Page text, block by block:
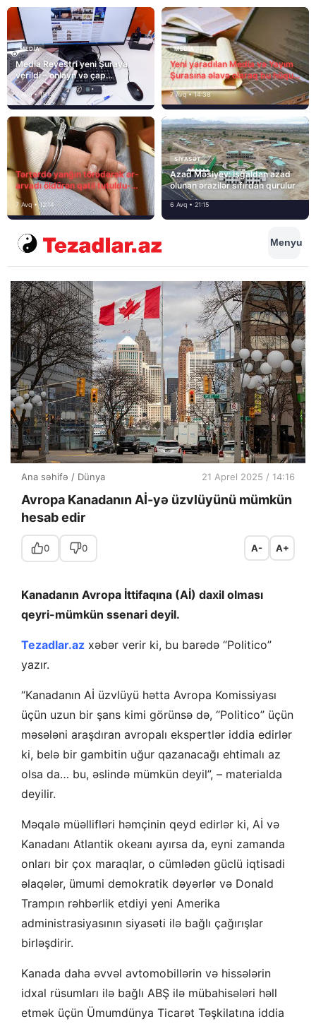
MEDİA
Media Reyestri yeni Şuraya
verildi – onlayn və çap
mediasını nə gözləyir?
7 Avq • 15:14
MEDİA
Yeni yaradılan Media və Yayım
Şurasına əlavə olaraq bu hüquq
və vəzifələr də verilib
7 Avq • 14:38
Tərtərdə yanğın törədərək ər-
arvadı öldürən qatil tutuldu-
SON DƏQİQƏ
7 Avq • 12:14
SIYASƏT
Azad Məsiyev: İşğaldan azad
olunan ərazilər sıfırdan qurulur
6 Avq • 21:15
Menyu
Ana səhifə / Dünya 21 Aprel 2025 / 14:16
Avropa Kanadanın Aİ-yə üzvlüyünü mümkün
hesab edir
0 0 A- A+
Kanadanın Avropa İttifaqına (Aİ) daxil olması
qeyri-mümkün ssenari deyil.
Tezadlar.az xəbər verir ki, bu barədə “Politico”
yazır.
“Kanadanın Aİ üzvlüyü hətta Avropa Komissiyası
üçün uzun bir şans kimi görünsə də, “Politico” üçün
məsələni araşdıran avropalı ekspertlər iddia edirlər
ki, belə bir gambitin uğur qazanacağı ehtimalı az
olsa da… bu, əslində mümkün deyil”, – materialda
deyilir.
Məqalə müəllifləri həmçinin qeyd edirlər ki, Aİ və
Kanadanı Atlantik okeanı ayırsa da, eyni zamanda
onları bir çox maraqlar, o cümlədən güclü iqtisadi
əlaqələr, ümumi demokratik dəyərlər və Donald
Trampın rəhbərlik etdiyi yeni Amerika
administrasiyasının siyasəti ilə bağlı çağırışlar
birləşdirir.
Kanada daha əvvəl avtomobillərin və hissələrin
idxal rüsumları ilə bağlı ABŞ ilə mübahisələri həll
etmək üçün Ümumdünya Ticarət Təşkilatına iddia